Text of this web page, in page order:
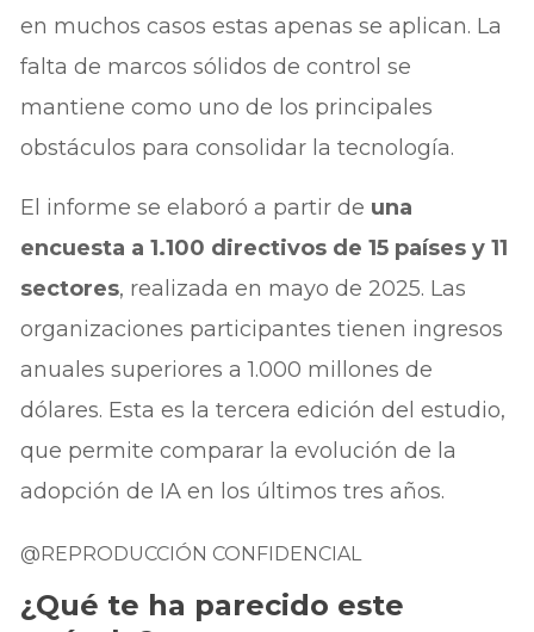
en muchos casos estas apenas se aplican. La
falta de marcos sólidos de control se
mantiene como uno de los principales
obstáculos para consolidar la tecnología.
El informe se elaboró a partir de una
encuesta a 1.100 directivos de 15 países y 11
sectores, realizada en mayo de 2025. Las
organizaciones participantes tienen ingresos
anuales superiores a 1.000 millones de
dólares. Esta es la tercera edición del estudio,
que permite comparar la evolución de la
adopción de IA en los últimos tres años.
@REPRODUCCIÓN CONFIDENCIAL
¿Qué te ha parecido este